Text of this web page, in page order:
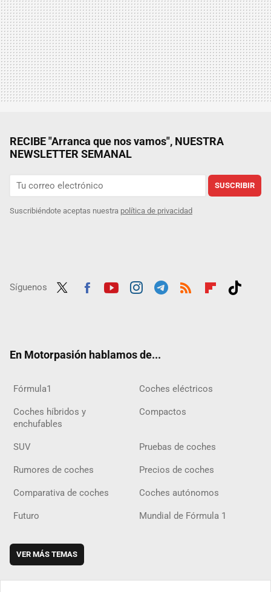
RECIBE "Arranca que nos vamos", NUESTRA
NEWSLETTER SEMANAL
SUSCRIBIR
Suscribiéndote aceptas nuestra política de privacidad
Síguenos
En Motorpasión hablamos de...
Fórmula1 Coches eléctricos
Coches híbridos y
enchufables
Compactos
SUV Pruebas de coches
Rumores de coches Precios de coches
Comparativa de coches Coches autónomos
Futuro Mundial de Fórmula 1
VER MÁS TEMAS